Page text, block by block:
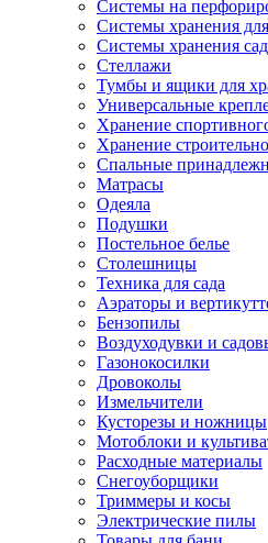
Системы на
Системы хранения
Системы хранения
Стеллажи
Тумбы и ящики для
Универсальные
Хранение
Хранение
Спальные
Матрасы
Одеяла
Подушки
Постельное белье
Столешницы
Техника для сада
Аэраторы и
Бензопилы
Воздуходувки и
Газонокосилки
Дровоколы
Измельчители
Кусторезы и ножницы
Мотоблоки и
Расходные материалы
Снегоуборщики
Триммеры и косы
Электрические пилы